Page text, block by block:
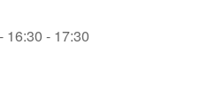
16:30 - 17:30